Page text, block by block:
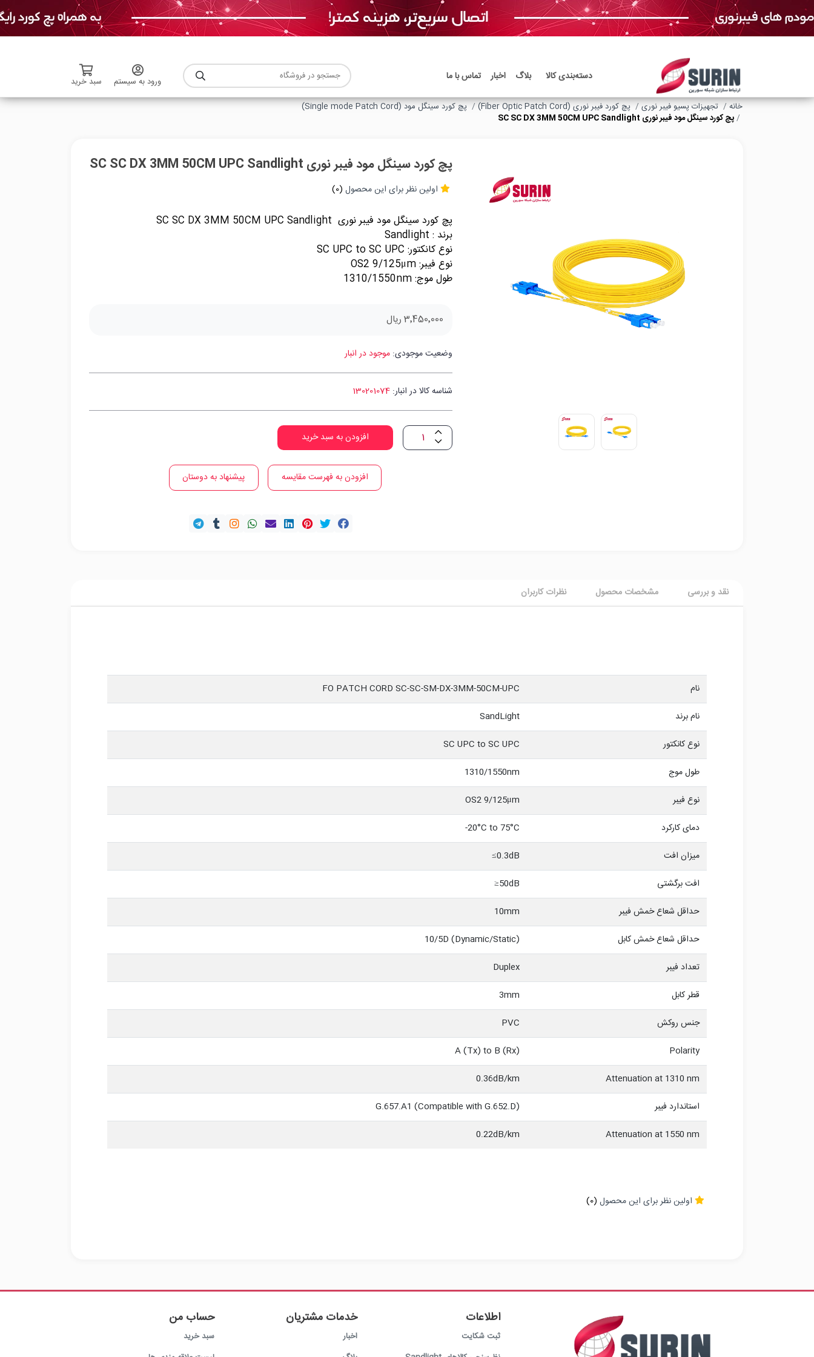
دسته‌بندی‌ کالا بلاگ اخبار تماس با ما ورود به سیستم
سبد خرید
خانه
تجهیزات پسیو فیبر نوری پچ کورد فیبر نوری (Fiber Optic Patch Cord)
پچ کورد سینگل مود (Single mode Patch Cord)
پچ کورد سینگل مود فیبر نوری SC SC DX 3MM 50CM UPC Sandlight
پچ کورد سینگل مود فیبر نوری SC SC DX 3MM 50CM UPC Sandlight
اولین نظر برای این محصول (0)
پچ کورد سینگل مود فیبر نوری SC SC DX 3MM 50CM UPC Sandlight
برند : Sandlight
نوع کانکتور: SC UPC to SC UPC
نوع فیبر: OS2 9/125μm
طول موج: 1310/1550nm
3٬450٬000 ریال
وضعیت موجودی: موجود در انبار
شناسه کالا در انبار: 130201074
افزودن به سبد خرید
افزودن به فهرست مقایسه پیشنهاد به دوستان
نقد و بررسی مشخصات محصول نظرات کاربران
نام
FO PATCH CORD SC-SC-SM-DX-3MM-50CM-UPC
نام برند
SandLight
نوع کانکتور
SC UPC to SC UPC
طول موج
1310/1550nm
نوع فیبر
OS2 9/125μm
دمای کارکرد
20°C to 75°C-
میزان افت
0.3dB≥
افت برگشتی
50dB≤
حداقل شعاع خمش فیبر
10mm
حداقل شعاع خمش کابل
10/5D (Dynamic/Static)
تعداد فیبر
Duplex
قطر کابل
3mm
جنس روکش
PVC
Polarity
A (Tx) to B (Rx)
Attenuation at 1310 nm
0.36dB/km
استاندارد فیبر
G.657.A1 (Compatible with G.652.D)
Attenuation at 1550 nm
0.22dB/km
اولین نظر برای این محصول (0)
اطلاعات
ثبت شکایت
خدمات مشتریان
اخبار
حساب من
سبد خرید